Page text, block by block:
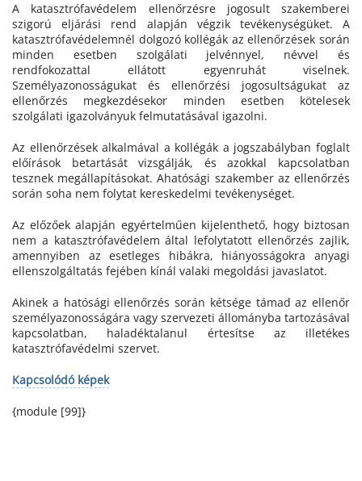
A katasztrófavédelem ellenőrzésre jogosult szakemberei
szigorú eljárási rend alapján végzik tevékenységüket. A
katasztrófavédelemnél dolgozó kollégák az ellenőrzések során
minden esetben szolgálati jelvénnyel, névvel és
rendfokozattal ellátott egyenruhát viselnek.
Személyazonosságukat és ellenőrzési jogosultságukat az
ellenőrzés megkezdésekor minden esetben kötelesek
szolgálati igazolványuk felmutatásával igazolni.
Az ellenőrzések alkalmával a kollégák a jogszabályban foglalt
előírások betartását vizsgálják, és azokkal kapcsolatban
tesznek megállapításokat. Ahatósági szakember az ellenőrzés
során soha nem folytat kereskedelmi tevékenységet.
Az előzőek alapján egyértelműen kijelenthető, hogy biztosan
nem a katasztrófavédelem által lefolytatott ellenőrzés zajlik,
amennyiben az esetleges hibákra, hiányosságokra anyagi
ellenszolgáltatás fejében kínál valaki megoldási javaslatot.
Akinek a hatósági ellenőrzés során kétsége támad az ellenőr
személyazonosságára vagy szervezeti állományba tartozásával
kapcsolatban, haladéktalanul értesítse az illetékes
katasztrófavédelmi szervet.
Kapcsolódó képek
{module [99]}